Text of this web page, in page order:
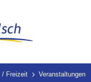
/ Freizeit Veranstaltungen